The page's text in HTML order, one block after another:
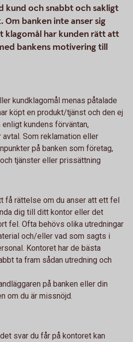
kund och snabbt och sakligt
Om banken inte anser sig
klagomål har kunden rätt att
bankens motivering till
kundklagomål menas påtalade
köpt en produkt/tjänst och den ej
kundens förväntan,
Som reklamation eller
på banken som företag,
tjänster eller prissättning
få rättelse om du anser att ett fel
dig till ditt kontor eller det
fel. Ofta behövs olika utredningar
och/eller vad som sagts i
Kontoret har de bästa
ta fram sådan utredning och
på banken eller din
om du är missnöjd.
svar du får på kontoret kan